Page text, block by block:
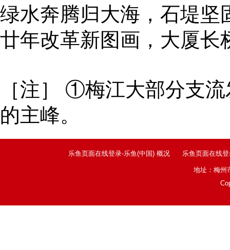
绿水奔腾归大海，石堤坚
廿年改革新图画，大厦长
［注］ ①梅江大部分支
的主峰。
乐鱼页面在线登录-乐鱼(中国) 概况 乐鱼页面在线
地址：梅州